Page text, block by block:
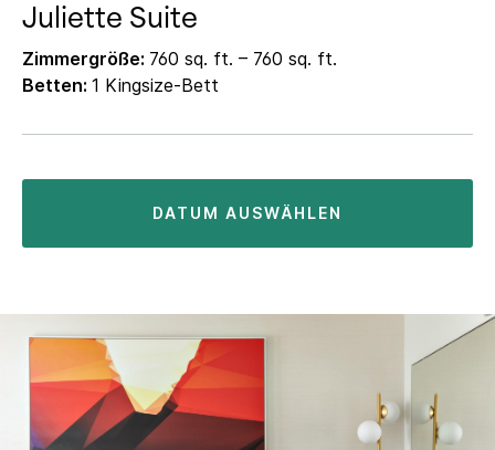
Juliette Suite
Zimmergröße: 760 sq. ft. – 760 sq. ft.
Betten: 1 Kingsize-Bett
DATUM AUSWÄHLEN